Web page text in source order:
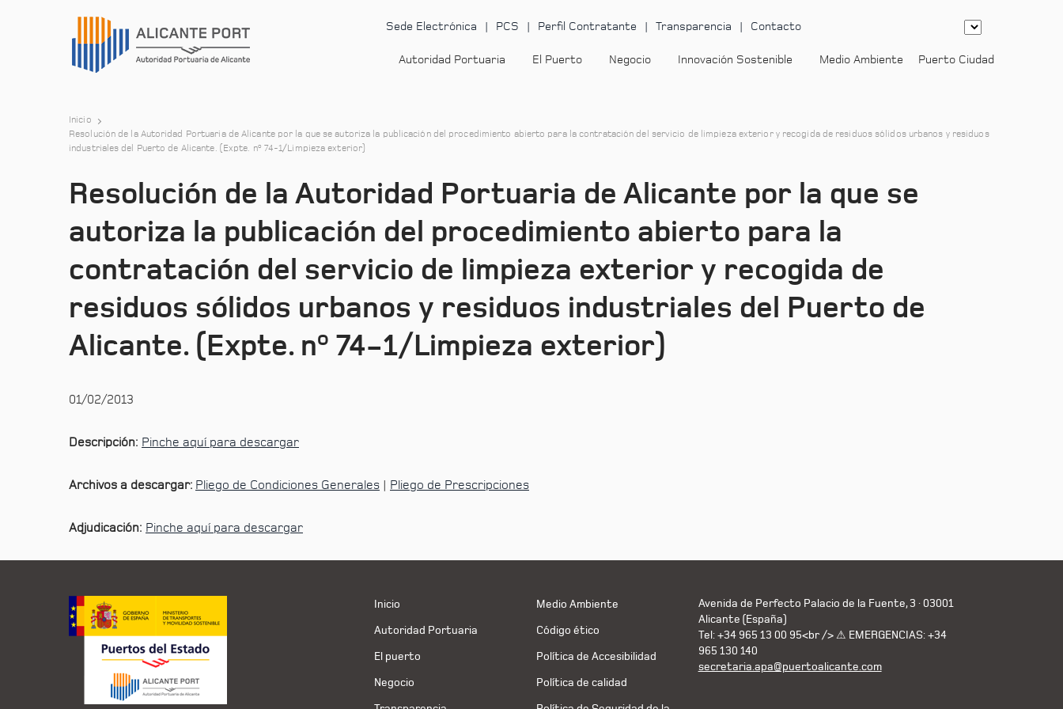
Sede Electrónica PCS Perfil Contratante Transparencia Contacto
Autoridad Portuaria El Puerto Negocio Innovación Sostenible Medio Ambiente Puerto Ciudad
Inicio
Resolución de la Autoridad Portuaria de Alicante por la que se autoriza la publicación del procedimiento abierto para la contratación del servicio de limpieza exterior y recogida de residuos sólidos urbanos y residuos
industriales del Puerto de Alicante. (Expte. nº 74-1/Limpieza exterior)
Resolución de la Autoridad Portuaria de Alicante por la que se
autoriza la publicación del procedimiento abierto para la
contratación del servicio de limpieza exterior y recogida de
residuos sólidos urbanos y residuos industriales del Puerto de
Alicante. (Expte. nº 74-1/Limpieza exterior)
01/02/2013
Descripción: Pinche aquí para descargar
Archivos a descargar: Pliego de Condiciones Generales Pliego de Prescripciones
Adjudicación: Pinche aquí para descargar
Inicio
Autoridad Portuaria
El puerto
Negocio
Medio Ambiente
Código ético
Política de Accesibilidad
Política de calidad
Avenida de Perfecto Palacio de la Fuente, 3 · 03001
Alicante (España)
Tel: +34 965 13 00 95<br /> ⚠ EMERGENCIAS: +34
965 130 140
secretaria.apa@puertoalicante.com